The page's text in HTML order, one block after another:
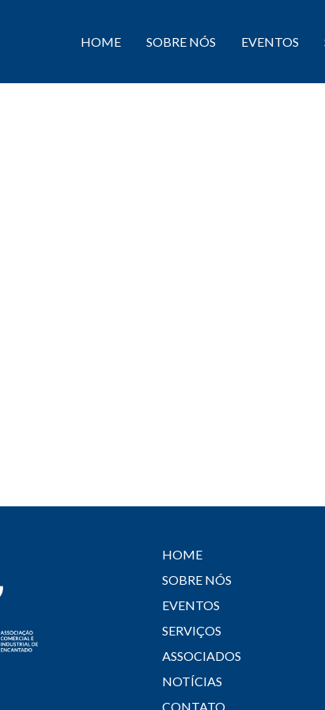
HOME SOBRE NÓS EVENTOS
HOME
SOBRE NÓS
EVENTOS
SERVIÇOS
ASSOCIADOS
NOTÍCIAS
CONTATO